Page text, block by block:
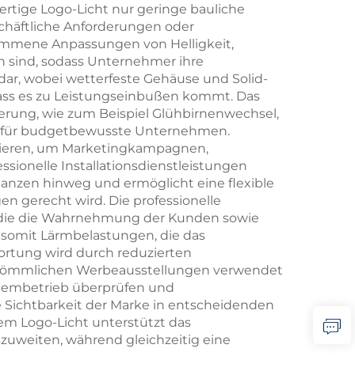
Logo-Licht nur geringe bauliche
Anforderungen oder
Anpassungen von Helligkeit,
sind, sodass Unternehmer ihre
wobei wetterfeste Gehäuse und Solid-
es zu Leistungseinbußen kommt. Das
wie zum Beispiel Glühbirnenwechsel,
budgetbewusste Unternehmen.
um Marketingkampagnen,
Installationsdienstleistungen
hinweg und ermöglicht eine flexible
gerecht wird. Die professionelle
die Wahrnehmung der Kunden sowie
Lärmbelastungen, die das
wird durch reduzierten
Werbeausstellungen verwendet
überprüfen und
der Marke in entscheidenden
Logo-Licht unterstützt das
während gleichzeitig eine